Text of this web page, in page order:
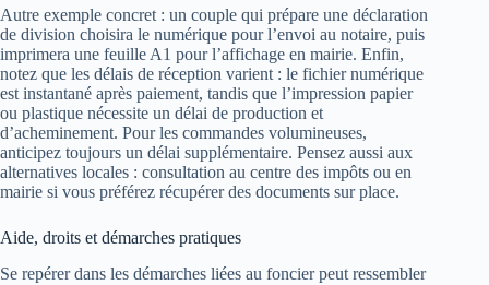
Autre exemple concret : un couple qui prépare une déclaration
de division choisira le numérique pour l’envoi au notaire, puis
imprimera une feuille A1 pour l’affichage en mairie. Enfin,
notez que les délais de réception varient : le fichier numérique
est instantané après paiement, tandis que l’impression papier
ou plastique nécessite un délai de production et
d’acheminement. Pour les commandes volumineuses,
anticipez toujours un délai supplémentaire. Pensez aussi aux
alternatives locales : consultation au centre des impôts ou en
mairie si vous préférez récupérer des documents sur place.
Aide, droits et démarches pratiques
Se repérer dans les démarches liées au foncier peut ressembler